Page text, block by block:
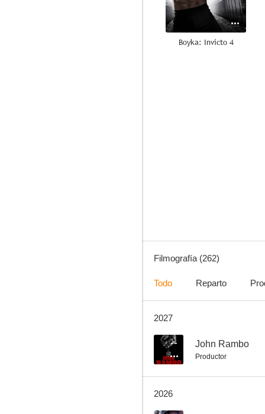
Boyka: Invicto 4
7.2
Filmografía (262)
Todo Reparto
2027
-- John Rambo
Productor
2026